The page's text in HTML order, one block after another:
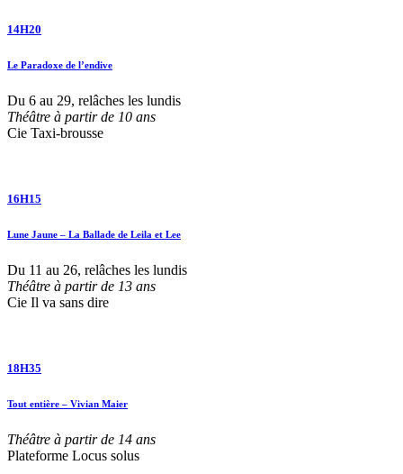
14H20
Le Paradoxe de l’endive
Du 6 au 29, relâches les lundis
Théâtre à partir de 10 ans
Cie Taxi-brousse
16H15
Lune Jaune – La Ballade de Leila et Lee
Du 11 au 26, relâches les lundis
Théâtre à partir de 13 ans
Cie Il va sans dire
18H35
Tout entière – Vivian Maier
Théâtre à partir de 14 ans
Plateforme Locus solus